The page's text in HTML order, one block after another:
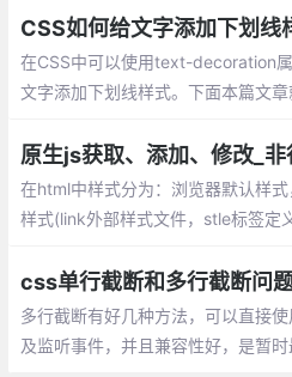
CSS如何给文字添加下划线
在CSS中可以使用text-decoration
文字添加下划线样式。下面本篇文
在html中样式分为：浏览器默认样式
样式(link外部样式文件，stle标签定
式)。这篇文章主要讲解使用原生js获
加非行间css样式。
css单行截断和多行截断问
多行截断有好几种方法，可以直接
及监听事件，并且兼容性好，是暂